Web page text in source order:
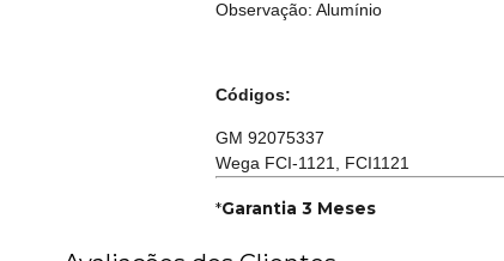
Observação: Alumínio
Códigos:
GM 92075337
Wega FCI-1121, FCI1121
*Garantia 3 Meses